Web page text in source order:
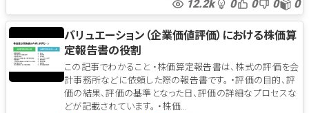
12.2k 0 0 0 0
バリュエーション（企業価値評価）における株価算
定報告書の役割
この記事でわかること ・株価算定報告書は、株式の評価を会
計事務所などに依頼した際の報告書です。 ・評価の目的、評
価の結果、評価の基準となった日、評価の詳細なプロセスな
どが記載されています。 ・株価...